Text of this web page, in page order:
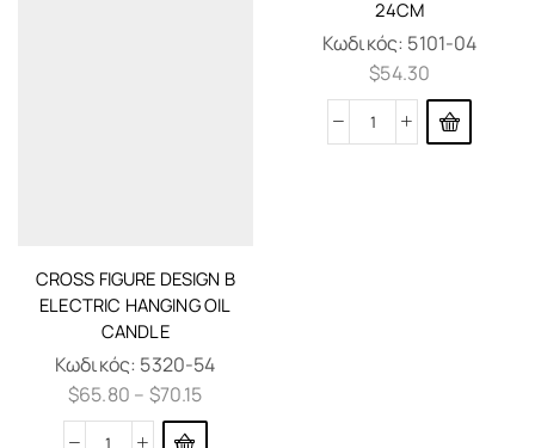
CROSS FIGURE DESIGN B
ELECTRIC HANGING OIL
CANDLE
Κωδικός: 5320-54
$65.80 – $70.15
24CM
Κωδικός: 5101-04
$54.30